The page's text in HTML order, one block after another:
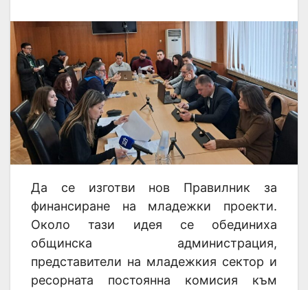
Да се изготви нов Правилник за
финансиране на младежки проекти.
Около тази идея се обединиха
общинска администрация,
представители на младежкия сектор и
ресорната постоянна комисия към